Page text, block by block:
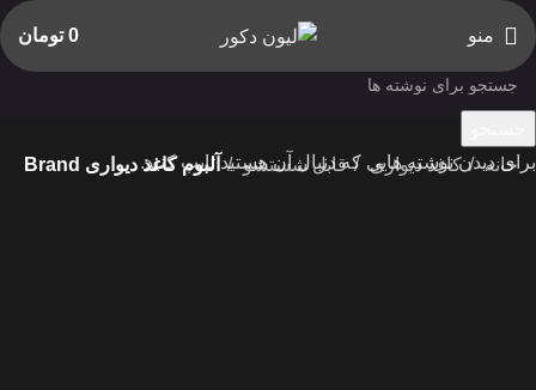
منو 0 تومان
خانه کاغذ دیواری قابل شستشو آلبوم کاغذ دیواری Brand
برای دیدن نوشته هایی که دنبال آن هستید تایپ کنید.